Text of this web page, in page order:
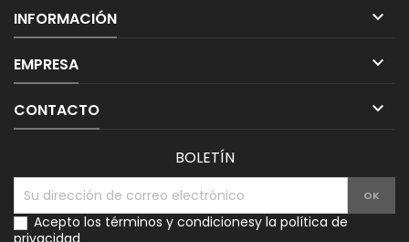
INFORMACIÓN 
EMPRESA 
CONTACTO 
BOLETÍN
Acepto los términos y condicionesy la política de